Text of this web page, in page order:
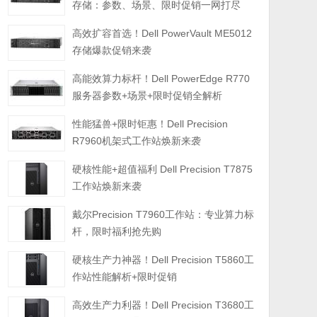
存储：参数、场景、限时促销一网打尽
高效扩容首选！Dell PowerVault ME5012
存储爆款促销来袭
高能效算力标杆！Dell PowerEdge R770
服务器参数+场景+限时促销全解析
性能猛兽+限时钜惠！Dell Precision
R7960机架式工作站焕新来袭
硬核性能+超值福利 Dell Precision T7875
工作站焕新来袭
戴尔Precision T7960工作站：专业算力标
杆，限时福利抢先购
硬核生产力神器！Dell Precision T5860工
作站性能解析+限时促销
高效生产力利器！Dell Precision T3680工